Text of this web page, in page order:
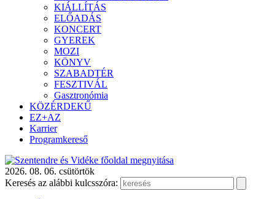
KIÁLLÍTÁS
ELŐADÁS
KONCERT
GYEREK
MOZI
KÖNYV
SZABADTÉR
FESZTIVÁL
Gasztronómia
KÖZÉRDEKŰ
EZ+AZ
Karrier
Programkereső
2026. 08. 06. csütörtök
Keresés az alábbi kulcsszóra: